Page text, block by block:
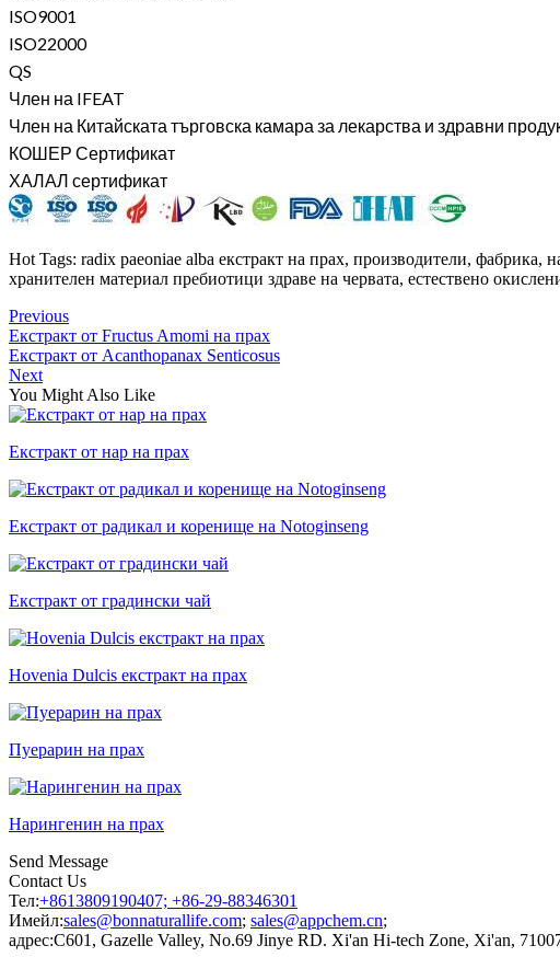
ISO9001
ISO22000
QS
Член на IFEAT
Член на Китайската търговска камара за лекарства и здравни
КОШЕР Сертификат
ХАЛАЛ сертификат
Hot Tags: radix paeoniae alba екстракт на прах, производители, фабрика,
хранителен материал пребиотици здраве на червата, естествено
Previous
Екстракт от Fructus Amomi на прах
Екстракт от Acanthopanax Senticosus
Next
You Might Also Like
Екстракт от нар на прах
Екстракт от радикал и коренище на Notoginseng
Екстракт от градински чай
Hovenia Dulcis екстракт на прах
Пуерарин на прах
Нарингенин на прах
Send Message
Contact Us
Тел:+8613809190407; +86-29-88346301
Имейл:sales@bonnaturallife.com; sales@appchem.cn;
адрес:C601, Gazelle Valley, No.69 Jinye RD. Xi'an Hi-tech Zone, Xi'an,